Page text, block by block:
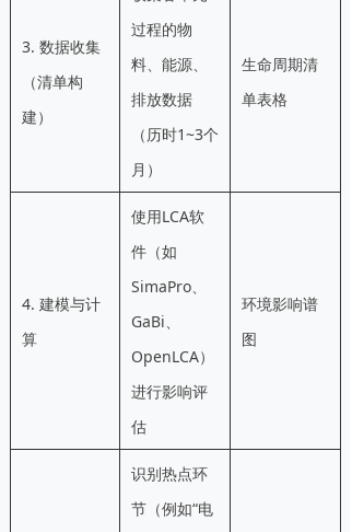
3. 数据收集
（清单构
建）
过程的物
料、能源、
排放数据
（历时1~3个
月）
生命周期清
单表格
4. 建模与计
算
使用LCA软
件（如
SimaPro、
GaBi、
OpenLCA）
进行影响评
估
环境影响谱
图
识别热点环
节（例如“电